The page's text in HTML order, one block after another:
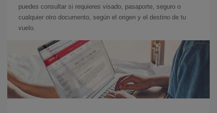
puedes consultar si requieres visado, pasaporte, seguro o
cualquier otro documento, según el origen y el destino de tu
vuelo.